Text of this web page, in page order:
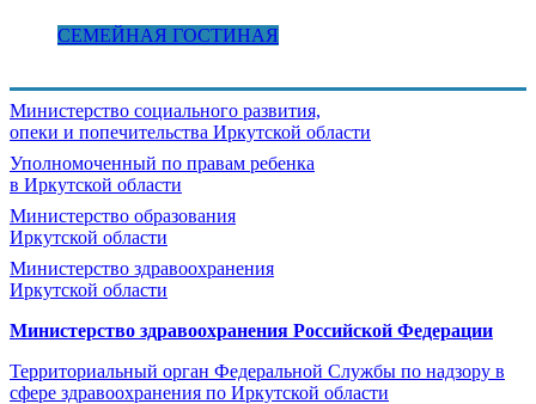
СЕМЕЙНАЯ ГОСТИНАЯ
Министерство социального развития,
опеки и попечительства Иркутской области
Уполномоченный по правам ребенка
в Иркутской области
Министерство образования
Иркутской области
Министерство здравоохранения
Иркутской области
Министерство здравоохранения Росcийской Федерации
Территориальный орган Федеральной Службы по надзору в
сфере здравоохранения по Иркутской области